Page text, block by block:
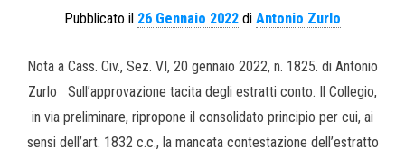
Pubblicato il 26 Gennaio 2022 di Antonio Zurlo
Nota a Cass. Civ., Sez. VI, 20 gennaio 2022, n. 1825. di Antonio
Zurlo Sull’approvazione tacita degli estratti conto. Il Collegio,
in via preliminare, ripropone il consolidato principio per cui, ai
sensi dell’art. 1832 c.c., la mancata contestazione dell’estratto